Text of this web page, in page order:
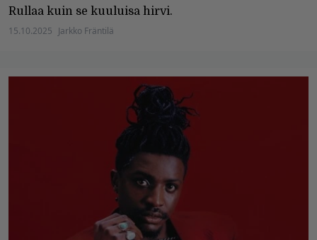
Rullaa kuin se kuuluisa hirvi.
15.10.2025 Jarkko Fräntilä